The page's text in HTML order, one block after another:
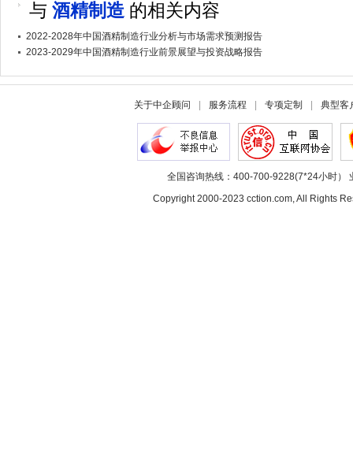
与 酒精制造的相关内容
2022-2028年中国酒精制造行业分析与市场需求预测报告
2023-2029年中国酒精制造行业前景展望与投资战略报告
关于中企顾问 服务流程 专项定制 典型客
全国咨询热线：400-700-9228(7*24小时）
Copyright 2000-2023 cction.com, All Rights